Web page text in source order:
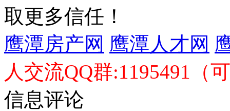
取更多信任！
鹰潭房产网 鹰潭人才网
人交流QQ群:1195491（
信息评论